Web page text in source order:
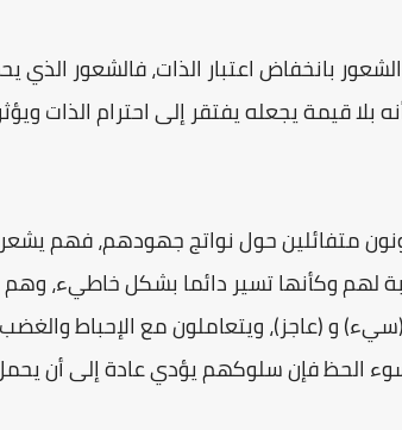
بانخفاض اعتبار الذات، فالشعور
بلا قيمة يجعله يفتقر إلى احترام الذات
متفائلين حول نواتج جهودهم، فهم
لهم وكأنها تسير دائما بشكل خاطيء،
و (عاجز)، ويتعاملون مع الإحباط
الحظ فإن سلوكهم يؤدي عادة إلى أن